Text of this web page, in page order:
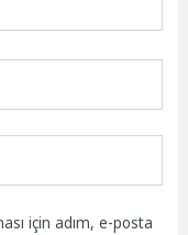
için adım, e-posta